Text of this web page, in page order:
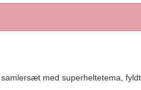
med superheltetema,